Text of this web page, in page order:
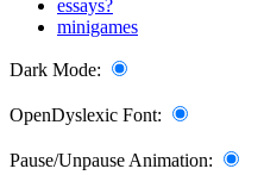
essays?
minigames
Dark Mode:
OpenDyslexic Font:
Pause/Unpause Animation: